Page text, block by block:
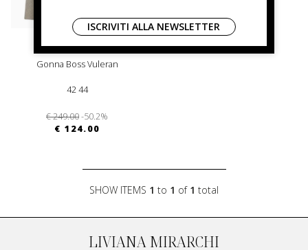
boss
Gonna Boss Vuleran
42 44
€ 249.00-50.2%
€ 124.00
SHOW ITEMS 1 to 1 of 1 total
LIVIANA MIRARCHI
ISCRIVITI ALLA NEWSLETTER